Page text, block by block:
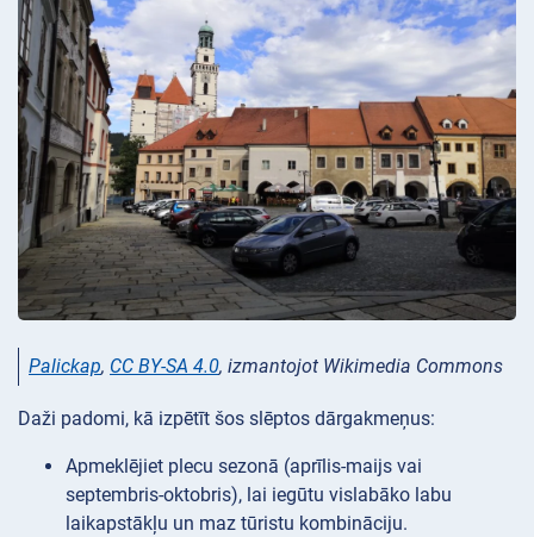
Palickap, CC BY-SA 4.0, izmantojot Wikimedia Commons
Daži padomi, kā izpētīt šos slēptos dārgakmeņus:
Apmeklējiet plecu sezonā (aprīlis-maijs vai
septembris-oktobris), lai iegūtu vislabāko labu
laikapstākļu un maz tūristu kombināciju.